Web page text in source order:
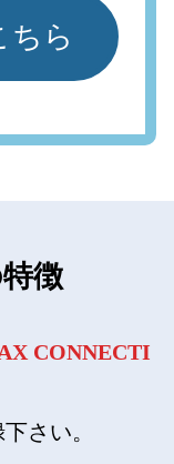
ちら
徴
CONNECTI
さい。